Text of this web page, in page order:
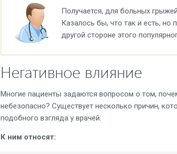
Получается, для больных
Казалось бы, что так и есть, но
другой стороне этого
Негативное влияние
Многие пациенты задаются вопросом о том,
небезопасно? Существует несколько причин,
подобного взгляда у врачей.
К ним относят: